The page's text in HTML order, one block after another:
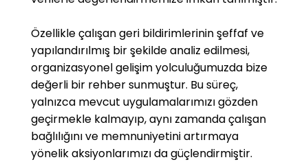
üzerine mühendislik, tedarik ve kurulum
hizmetleri sunmaktadır. 2015 yılında kurulan Ice
Yatchs, kaliteli işçiliği, üstün donanım özellikleri
ve nitelikli üretim kapasitesiyle, sıra dışı
performansa ve tasarıma sahip yatların
yapımına odaklanmıştır. BM destekli Sorumlu
Yatırım İlkeleri (PRI) imzacısı olan CCN holding,
sürdürülebilir küresel bir finans sistemine
Özellikle çalışan geri bildirimlerinin şeffaf ve
yapılandırılmış bir şekilde analiz edilmesi,
organizasyonel gelişim yolculuğumuzda bize
değerli bir rehber sunmuştur. Bu süreç,
yalnızca mevcut uygulamalarımızı gözden
geçirmekle kalmayıp, aynı zamanda çalışan
bağlılığını ve memnuniyetini artırmaya
yönelik aksiyonlarımızı da güçlendirmiştir.